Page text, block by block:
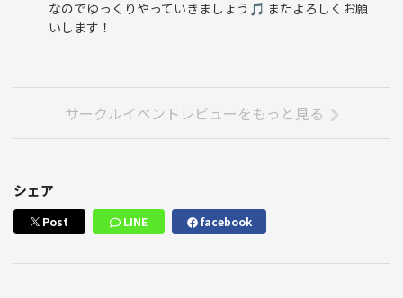
なのでゆっくりやっていきましょう🎵 またよろしくお願
いします！
サークルイベントレビューをもっと見る
シェア
Post LINE facebook